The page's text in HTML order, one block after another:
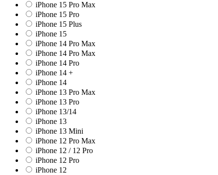
iPhone 15 Pro Max
iPhone 15 Pro
iPhone 15 Plus
iPhone 15
iPhone 14 Pro Max
iPhone 14 Pro Max
iPhone 14 Pro
iPhone 14 +
iPhone 14
iPhone 13 Pro Max
iPhone 13 Pro
iPhone 13/14
iPhone 13
iPhone 13 Mini
iPhone 12 Pro Max
iPhone 12 / 12 Pro
iPhone 12 Pro
iPhone 12